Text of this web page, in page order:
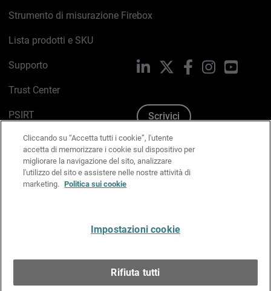
Strumento di misurazione Firebox
Lista prodotti e SKU
Supporto
Trust Center
PSIRT
Politica sui cookie
Informativa sulla privacy
Kit Media & Brand
LinkedIn FacebookInstagram
Scrivici
Cliccando su “Accetta tutti i cookie”, l'utente
accetta di memorizzare i cookie sul dispositivo per
migliorare la navigazione del sito, analizzare
l'utilizzo del sito e assistere nelle nostre attività di
marketing. Politica sui cookie
Impostazioni cookie
Rifiuta tutti